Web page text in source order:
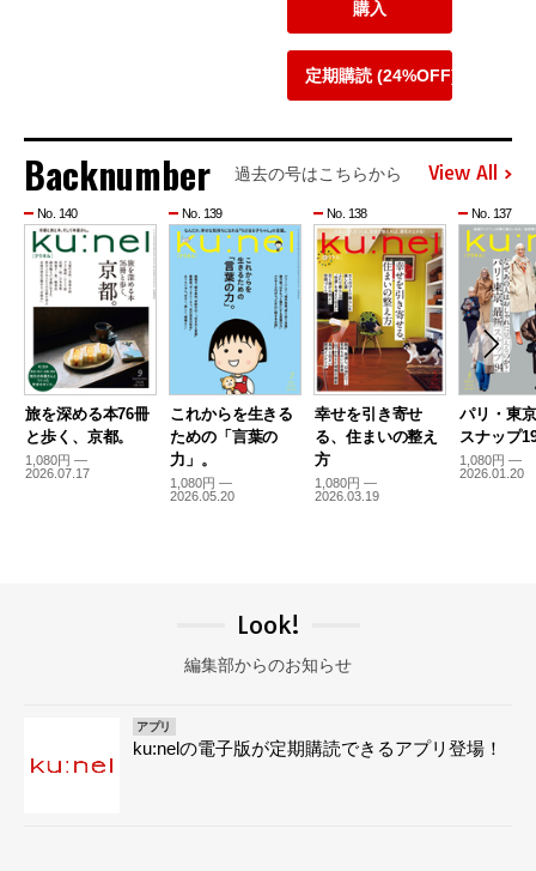
購入
定期購読 (24%OFF)
Backnumber 過去の号はこちらから View All
No. 140
旅を深める本76冊
と歩く、京都。
1,080円 —
2026.07.17
No. 139
これからを生きる
ための「言葉の
力」。
1,080円 —
2026.05.20
No. 138
幸せを引き寄せ
る、住まいの整え
方
1,080円 —
2026.03.19
No. 137
パリ・東
スナップ
1,080円 —
2026.01.20
Look!
編集部からのお知らせ
アプリ
ku:nelの電子版が定期購読できるアプリ登場！